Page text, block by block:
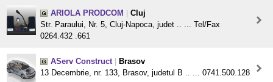
ARIOLA PRODCOM
Cluj
Str. Paraului, Nr. 5, Cluj-Napoca, judet .. ... Tel/Fax
0264.432 .661
AServ Construct
Brasov
13 Decembrie, nr. 133, Brasov, judetul B .. ... 0741.500.128